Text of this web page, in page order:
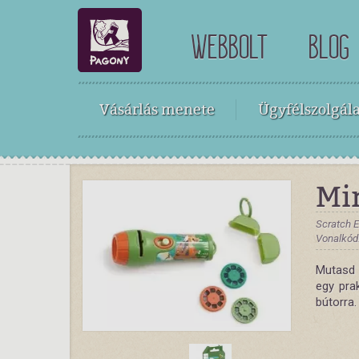
WEBBOLT BLOG
Vásárlás menete
Scratch
Mutasd
egy